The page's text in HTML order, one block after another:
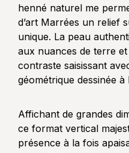
henné naturel me
d’art Marrées un relief
unique. La peau
aux nuances de terre
contraste saisissant
géométrique dessinée à
Affichant de grandes
ce format vertical
présence à la fois